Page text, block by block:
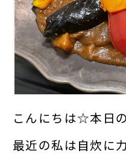
こんにちは☆本日
最近の私は自炊に